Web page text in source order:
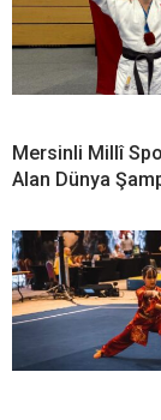
Mersinli Millî
Alan Dünya